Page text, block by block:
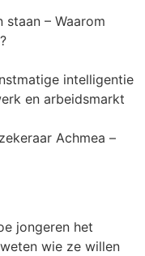
– Waarom
intelligentie
en arbeidsmarkt
Achmea –
jongeren het
wie ze willen